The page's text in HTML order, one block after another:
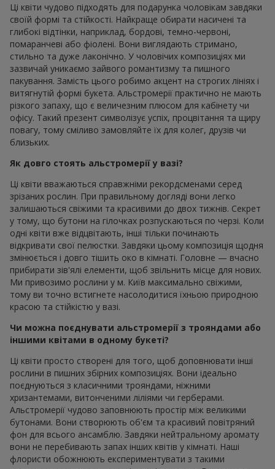
Ці квіти чудово підходять для подарунка чоловікам завдяки
своїй формі та стійкості. Найкраще обирати насичені та
глибокі відтінки, наприклад, бордові, темно-червоні,
помаранчеві або фіолені. Вони виглядають стримано,
стильно та дуже лаконічно. У чоловічих композиціях ми
зазвичай уникаємо зайвого романтизму та пишного
пакування. Замість цього робимо акцент на строгих лініях і
витягнутій формі букета. Альстромерії практично не мають
різкого запаху, що є величезним плюсом для кабінету чи
офісу. Такий презент символізує успіх, процвітання та щиру
повагу, тому сміливо замовляйте їх для колег, друзів чи
близьких.
Як довго стоять альстромерії у вазі?
Ці квіти вважаються справжніми рекордсменами серед
зрізаних рослин. При правильному догляді вони легко
залишаються свіжими та красивими до двох тижнів. Секрет
у тому, що бутони на гілочках розпускаються по черзі. Коли
одні квіти вже відцвітають, інші тільки починають
відкривати свої пелюстки. Завдяки цьому композиція щодня
змінюється і довго тішить око в кімнаті. Головне — вчасно
прибирати зів'ялі елементи, щоб звільнить місце для нових.
Ми привозимо рослини у м. Київ максимально свіжими,
тому ви точно встигнете насолодитися їхньою природною
красою та стійкістю у вазі.
Чи можна поєднувати альстромерії з трояндами або
іншими квітами в одному букеті?
Ці квіти просто створені для того, щоб доповнювати інші
рослини в пишних збірних композиціях. Вони ідеально
поєднуються з класичними трояндами, ніжними
хризантемами, витонченими ліліями чи герберами.
Альстромерії чудово заповнюють простір між великими
бутонами. Вони створюють об'єм та красивий повітряний
фон для всього ансамблю. Завдяки нейтральному аромату
вони не перебивають запах інших квітів у кімнаті. Наші
флористи обожнюють експериментувати з такими